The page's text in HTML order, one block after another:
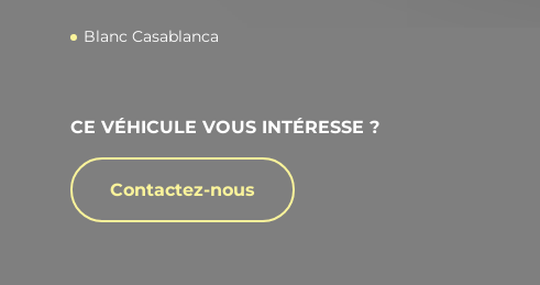
Blanc Casablanca
CE VÉHICULE VOUS INTÉRESSE ?
Contactez-nous